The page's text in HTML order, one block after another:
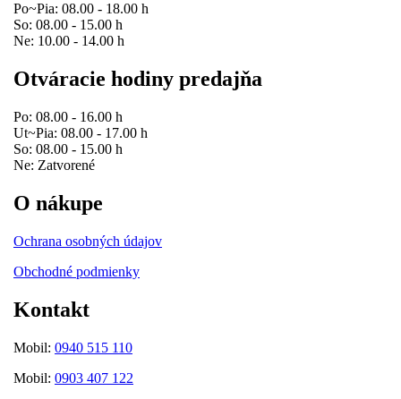
Po~Pia: 08.00 - 18.00 h
So: 08.00 - 15.00 h
Ne: 10.00 - 14.00 h
Otváracie hodiny predajňa
Po: 08.00 - 16.00 h
Ut~Pia: 08.00 - 17.00 h
So: 08.00 - 15.00 h
Ne: Zatvorené
O nákupe
Ochrana osobných údajov
Obchodné podmienky
Kontakt
Mobil: 0940 515 110
Mobil: 0903 407 122